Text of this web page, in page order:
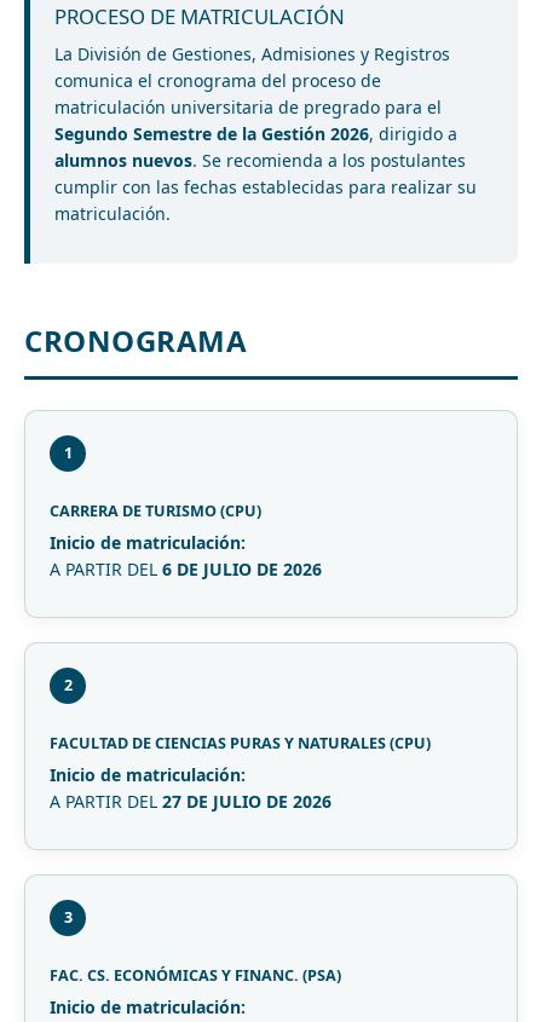
PROCESO DE MATRICULACIÓN
La División de Gestiones, Admisiones y Registros
comunica el cronograma del proceso de
matriculación universitaria de pregrado para el
Segundo Semestre de la Gestión 2026, dirigido a
alumnos nuevos. Se recomienda a los postulantes
cumplir con las fechas establecidas para realizar su
matriculación.
CRONOGRAMA
1
CARRERA DE TURISMO (CPU)
Inicio de matriculación:
A PARTIR DEL 6 DE JULIO DE 2026
2
FACULTAD DE CIENCIAS PURAS Y NATURALES (CPU)
Inicio de matriculación:
A PARTIR DEL 27 DE JULIO DE 2026
3
FAC. CS. ECONÓMICAS Y FINANC. (PSA)
Inicio de matriculación: